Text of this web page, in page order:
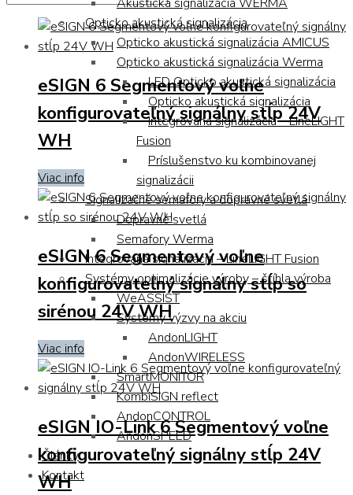
Opticko akustická signalizácia
Opticko akustická signalizácia AMICUS
Opticko akustická signalizácia Werma
LED Opticko akustická signalizácia
Opticko akustická signalizácia
Integrovaná signalizácia – LineLIGHT
Fusion
Príslušenstvo ku kombinovanej
signalizácii
Signalizačné semafory a dopravné svetlá
Dopravné svetlá
Semafory Werma
Integrovaná signalizácia – LineLIGHT Fusion
Systémy optimalizácie výroby – štíhla výroba
WeASSIST
Systémy výzvy na akciu
AndonLIGHT
AndonWIRELESS
SmartMONITOR
KombiSIGN reflect
AndonCONTROL
AndonSPEED
Články
Kontakt
eSIGN 6 Segmentový voľne
konfigurovateľný signálny stĺp 24V
WH
Viac info
eSIGN 6 Segmentový voľne
konfigurovateľný signálny stĺp so
sirénou 24V WH
Viac info
eSIGN IO-Link 6 Segmentový voľne
konfigurovateľný signálny stĺp 24V
WH